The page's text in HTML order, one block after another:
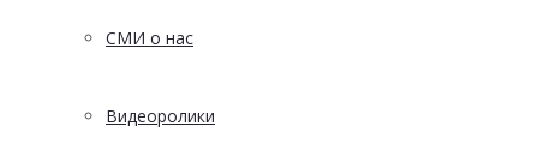
СМИ о нас
Видеоролики